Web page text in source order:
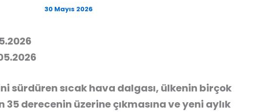
30 Mayıs 2026
sürdüren sıcak hava dalgası, ülkenin birçok
35 derecenin üzerine çıkmasına ve yeni aylık